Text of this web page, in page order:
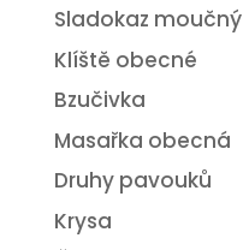
Sladokaz moučný
Klíště obecné
Bzučivka
Masařka obecná
Druhy pavouků
Krysa